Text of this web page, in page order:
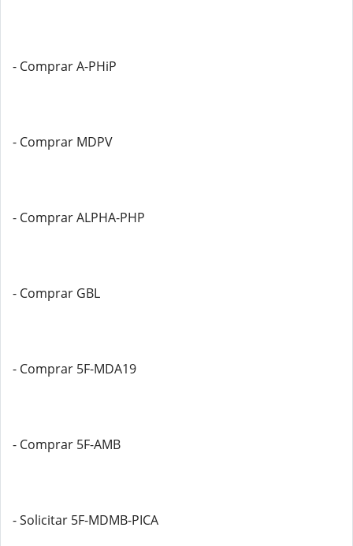
- Comprar A-PHiP
- Comprar MDPV
- Comprar ALPHA-PHP
- Comprar GBL
- Comprar 5F-MDA19
- Comprar 5F-AMB
- Solicitar 5F-MDMB-PICA